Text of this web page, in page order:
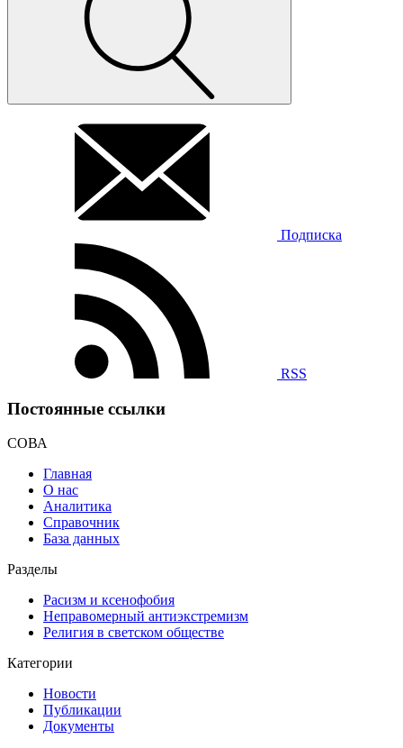
Подписка
RSS
Постоянные ссылки
СОВА
Главная
О нас
Аналитика
Справочник
База данных
Разделы
Расизм и ксенофобия
Неправомерный антиэкстремизм
Религия в светском обществе
Категории
Новости
Публикации
Документы